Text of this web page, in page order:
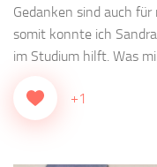
Gedanken sind auch
somit konnte ich
im Studium hilft. Was
+1